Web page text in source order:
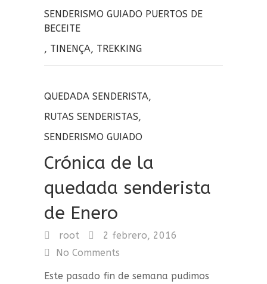
SENDERISMO GUIADO PUERTOS DE
BECEITE
, TINENÇA, TREKKING
QUEDADA SENDERISTA,
RUTAS SENDERISTAS,
SENDERISMO GUIADO
Crónica de la
quedada senderista
de Enero
root
2 febrero, 2016
No Comments
Este pasado fin de semana pudimos